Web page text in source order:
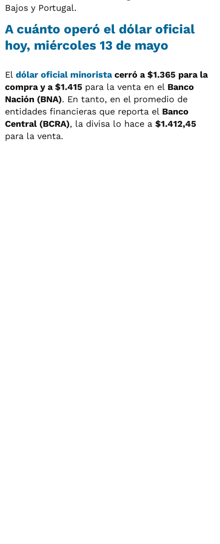
Bajos y Portugal.
A cuánto operó el dólar oficial
hoy, miércoles 13 de mayo
El dólar oficial minoristacerró a $1.365 para la
compra y a $1.415 para la venta en el Banco
Nación (BNA). En tanto, en el promedio de
entidades financieras que reporta el Banco
Central (BCRA), la divisa lo hace a $1.412,45
para la venta.